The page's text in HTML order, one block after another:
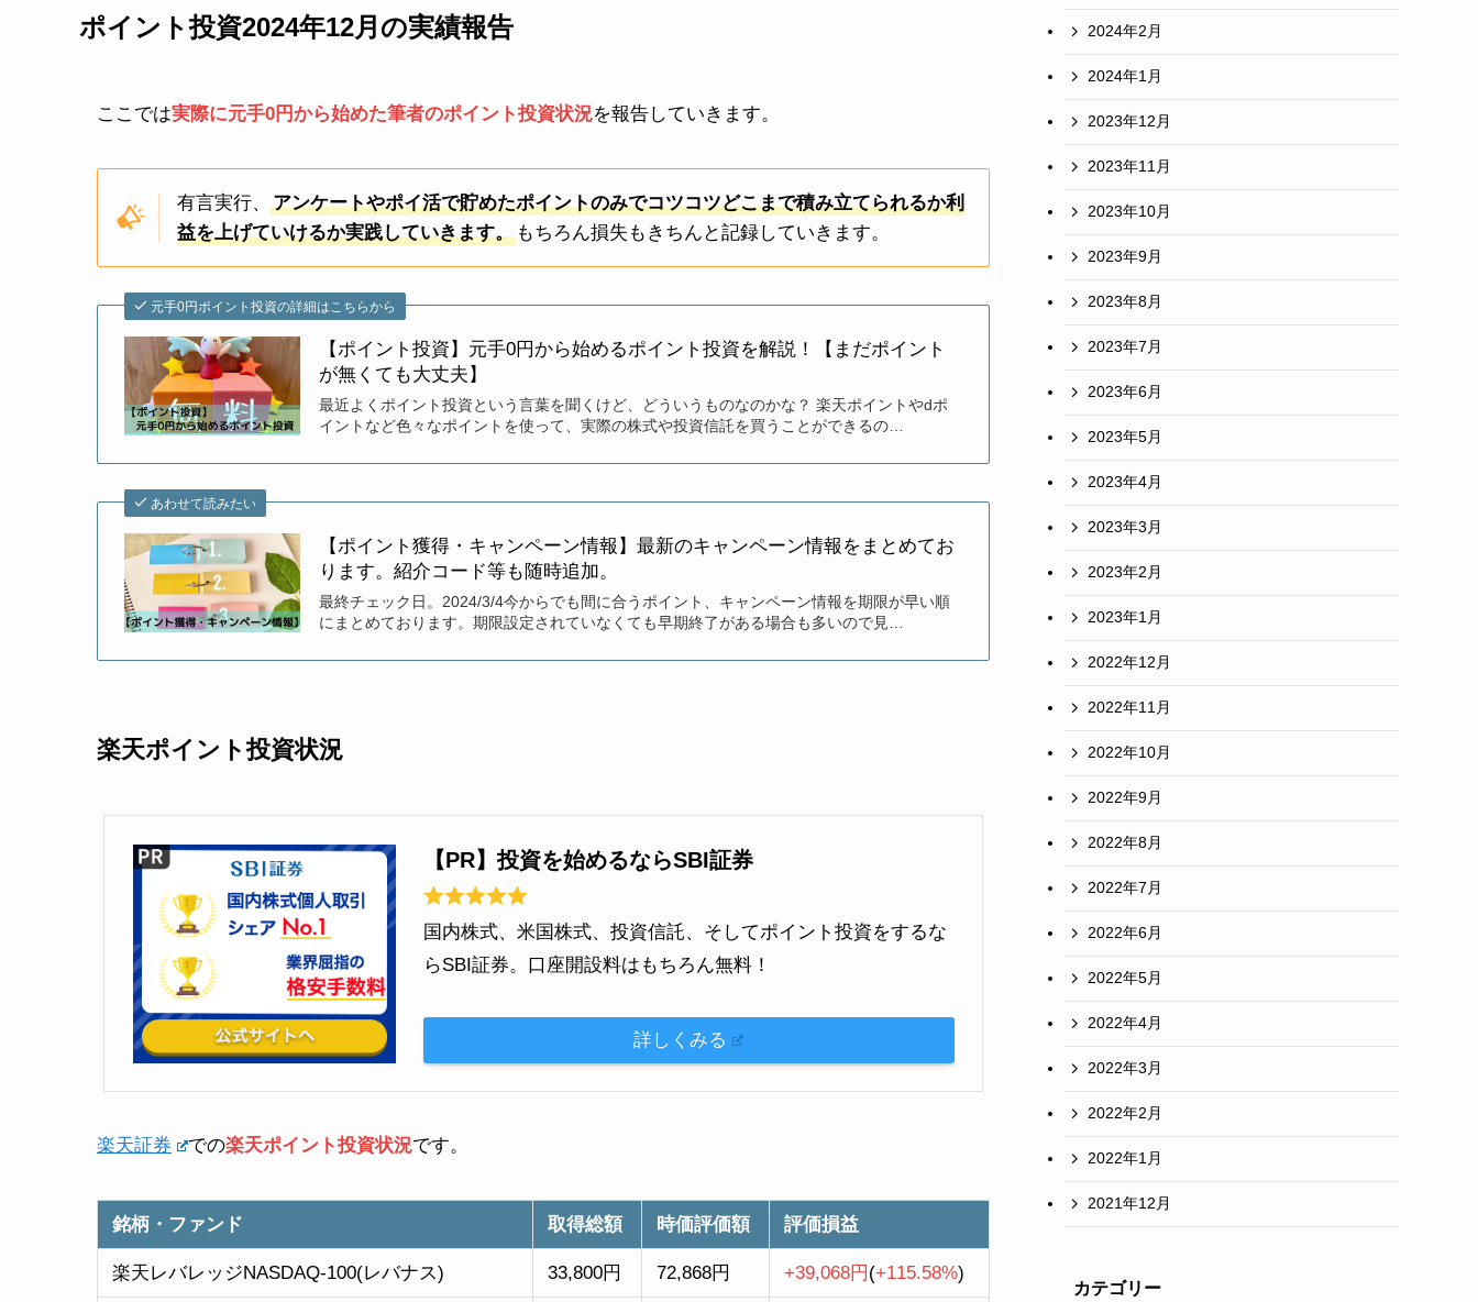
ポイント投資2024年12月の実績報告
ここでは実際に元手0円から始めた筆者のポイント投資状況を報告していきます。
有言実行、アンケートやポイ活で貯めたポイントのみでコツコツどこまで積み立てられるか利
益を上げていけるか実践していきます。 もちろん損失もきちんと記録していきます。
元手0円ポイント投資の詳細はこちらから
【ポイント投資】元手0円から始めるポイント投資を解説！【まだポイント
が無くても大丈夫】
最近よくポイント投資という言葉を聞くけど、どういうものなのかな？ 楽天ポイントやdポ
イントなど色々なポイントを使って、実際の株式や投資信託を買うことができるの…
あわせて読みたい
【ポイント獲得・キャンペーン情報】最新のキャンペーン情報をまとめてお
ります。紹介コード等も随時追加。
最終チェック日。2024/3/4今からでも間に合うポイント、キャンペーン情報を期限が早い順
にまとめております。期限設定されていなくても早期終了がある場合も多いので見…
楽天ポイント投資状況
【PR】投資を始めるならSBI証券
国内株式、米国株式、投資信託、そしてポイント投資をするな
らSBI証券。口座開設料はもちろん無料！
詳しくみる
楽天証券 での楽天ポイント投資状況です。
銘柄・ファンド 取得総額 時価評価額 評価損益
楽天レバレッジNASDAQ-100(レバナス) 33,800円 72,868円 +39,068円 (+115.58%)
2024年2月
2024年1月
2023年12月
2023年11月
2023年10月
2023年9月
2023年8月
2023年7月
2023年6月
2023年5月
2023年4月
2023年3月
2023年2月
2023年1月
2022年12月
2022年11月
2022年10月
2022年9月
2022年8月
2022年7月
2022年6月
2022年5月
2022年4月
2022年3月
2022年2月
2022年1月
2021年12月
カテゴリー